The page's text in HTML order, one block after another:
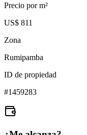
Precio por m²
US$ 811
Zona
Rumipamba
ID de propiedad
#1459283